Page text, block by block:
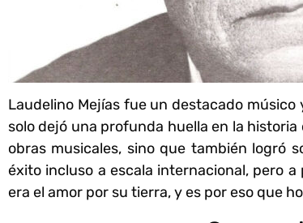
Laudelino Mejías fue un destacado
solo dejó una profunda huella en la
obras musicales, sino que también logró
éxito incluso a escala internacional, pero
era el amor por su tierra, y es por eso que